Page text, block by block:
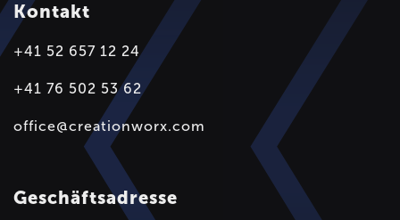
Kontakt
+41 52 657 12 24
+41 76 502 53 62
office@creationworx.com
Geschäftsadresse